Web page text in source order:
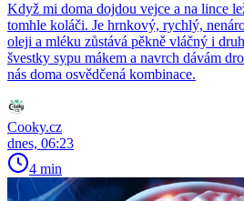
Když mi doma dojdou vejce a na lince
tomhle koláči. Je hrnkový, rychlý,
oleji a mléku zůstává pěkně vláčný i
švestky sypu mákem a navrch dávám
nás doma osvědčená kombinace.
Cooky.cz
dnes, 06:23
4 min